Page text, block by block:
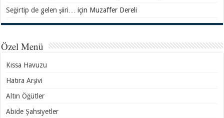
Seğirtip de gelen şiiri…
için Muzaffer Dereli
Özel Menü
Kıssa Havuzu
Hatıra Arşivi
Altın Öğütler
Abide Şahsiyetler